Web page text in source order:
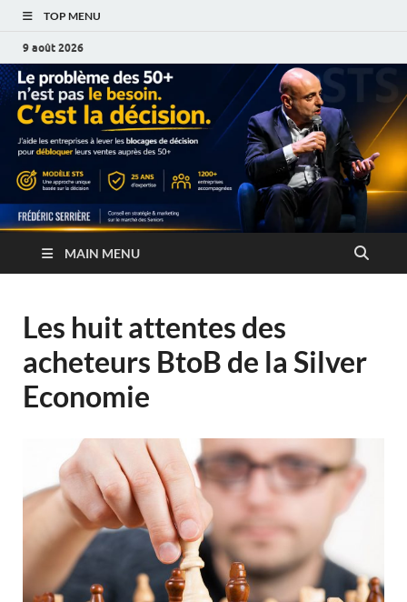
TOP MENU
9 août 2026
MAIN MENU
Les huit attentes des
acheteurs BtoB de la Silver
Economie